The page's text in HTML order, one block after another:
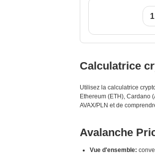
Calculatrice
Utilisez la calculatrice
Ethereum (ETH), Cardano
AVAX/PLN et de
Avalanche
Vue d'ensemble: